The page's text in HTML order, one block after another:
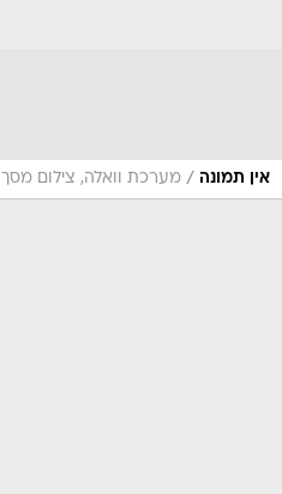
אין תמונה / מערכת וואלה, צילום מסך